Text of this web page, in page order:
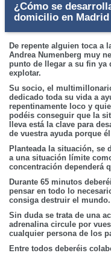
¿Cómo se
domicilio en
De repente alguien toca a
Andrea Numenberg muy
punto de llegar a su fin ya
explotar.
Su socio, el
dedicado toda su vida a
repentinamente loco y
podéis conseguir que la
lleva está la clave para
de vuestra ayuda porque
Planteada la situación, se
a una situación límite
concentración dependerá
Durante 65 minutos
pensar en todo lo
consiga destruir el mundo.
Sin duda se trata de una
adrenalina circule por
cualquier persona de los
Entre todos deberéis